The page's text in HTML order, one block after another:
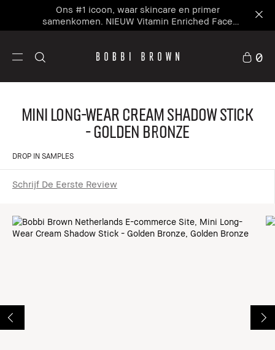
Ons #1 icoon, waar skincare en primer
samenkomen. NIEUW Vitamin Enriched Face
Base+
0
Mini Long-Wear Cream Shadow Stick
- Golden Bronze
DROP IN SAMPLES
Schrijf De Eerste Review